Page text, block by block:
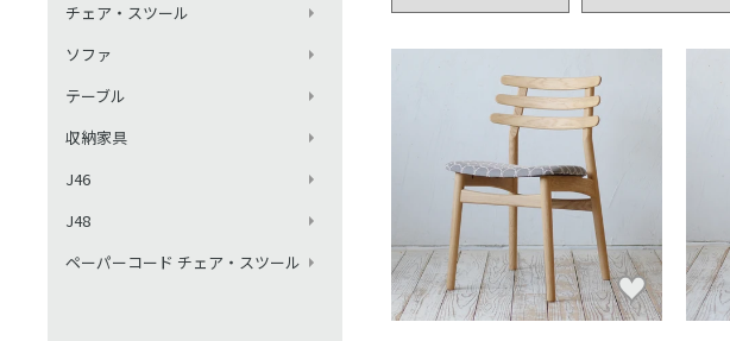
チェア・スツール
ソファ
テーブル
収納家具
J46
J48
ペーパーコード チェア・スツール